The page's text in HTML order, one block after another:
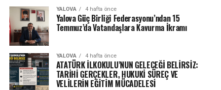
YALOVA 4 hafta önce
Yalova Güç Birliği Federasyonu’ndan 15
Temmuz’da Vatandaşlara Kavurma İkramı
YALOVA 4 hafta önce
ATATÜRK İLKOKULU’NUN GELECEĞİ BELİRSİZ:
TARİHİ GERÇEKLER, HUKUKİ SÜREÇ VE
VELİLERİN EĞİTİM MÜCADELESİ